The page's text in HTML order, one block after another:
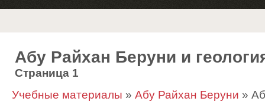
Абу Райхан Беруни и
Страница 1
Учебные материалы » Абу Райхан Беруни »